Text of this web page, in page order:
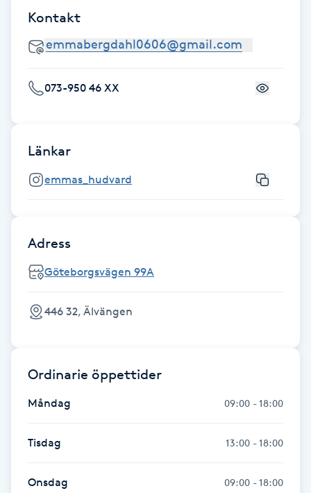
Gel naglar
Gelenaglar
Gellack
Gellack med förstärkning
Gravidmassage
Gravidyoga
Gruppträning
Gua Sha-massage
Hatha Yoga
Headspa
Healing
Herrklippning
Kontakt
073-950 46 XX
Länkar
emmas_hudvard
Adress
Göteborgsvägen 99A
446 32, Älvängen
Ordinarie öppettider
Måndag 09:00 - 18:00
Tisdag 13:00 - 18:00
Onsdag 09:00 - 18:00